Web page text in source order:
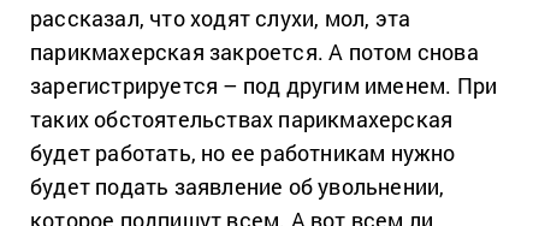
рассказал, что ходят слухи, мол, эта
парикмахерская закроется. А потом снова
зарегистрируется – под другим именем. При
таких обстоятельствах парикмахерская
будет работать, но ее работникам нужно
будет подать заявление об увольнении,
которое подпишут всем. А вот всем ли